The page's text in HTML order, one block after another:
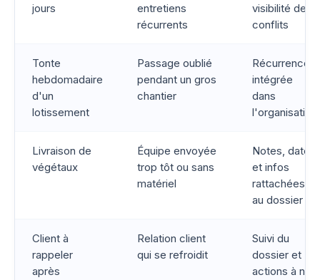
jours
entretiens
récurrents
visibilité des
conflits
Tonte
hebdomadaire
d'un
lotissement
Passage oublié
pendant un gros
chantier
Récurrence
intégrée
dans
l'organisation
Livraison de
végétaux
Équipe envoyée
trop tôt ou sans
matériel
Notes, dates
et infos
rattachées
au dossier
Client à
rappeler
après
Relation client
qui se refroidit
Suivi du
dossier et
actions à ne